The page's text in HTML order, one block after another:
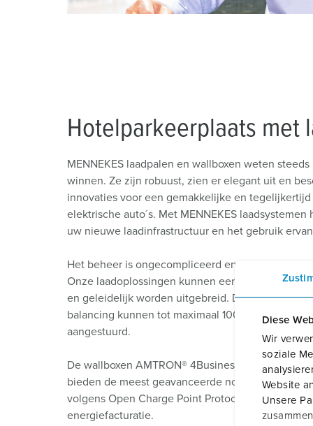
Diese
Wir
soziale
Website
Unsere
Hotelparkeerplaats met
MENNEKES laadpalen en wallboxen weten
winnen. Ze zijn robuust, zien er elegant uit en
innovaties voor een gemakkelijke en
elektrische auto´s. Met MENNEKES
uw nieuwe laadinfrastructuur en het gebruik
Het beheer is ongecompliceerd en de
Onze laadoplossingen kunnen eenvoudig in uw
en geleidelijk worden uitgebreid. Dankzij onze
balancing kunnen tot maximaal 100 laadpunten
aangestuurd.
De wallboxen AMTRON® 4Business 600,
bieden de meest geavanceerde normen op het
volgens Open Charge Point Protocol (OCPP)
energiefacturatie.